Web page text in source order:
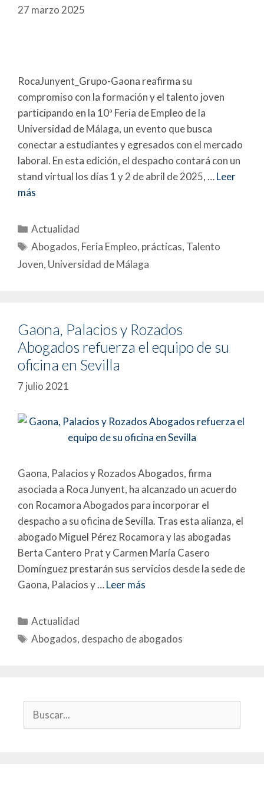
27 marzo 2025
RocaJunyent_Grupo-Gaona reafirma su
compromiso con la formación y el talento joven
participando en la 10ª Feria de Empleo de la
Universidad de Málaga, un evento que busca
conectar a estudiantes y egresados con el mercado
laboral. En esta edición, el despacho contará con un
stand virtual los días 1 y 2 de abril de 2025, …Leer
más
Actualidad
Abogados, Feria Empleo, prácticas, Talento
Joven, Universidad de Málaga
Gaona, Palacios y Rozados
Abogados refuerza el equipo de su
oficina en Sevilla
7 julio 2021
Gaona, Palacios y Rozados Abogados, firma
asociada a Roca Junyent, ha alcanzado un acuerdo
con Rocamora Abogados para incorporar el
despacho a su oficina de Sevilla. Tras esta alianza, el
abogado Miguel Pérez Rocamora y las abogadas
Berta Cantero Prat y Carmen María Casero
Domínguez prestarán sus servicios desde la sede de
Gaona, Palacios y …Leer más
Actualidad
Abogados, despacho de abogados